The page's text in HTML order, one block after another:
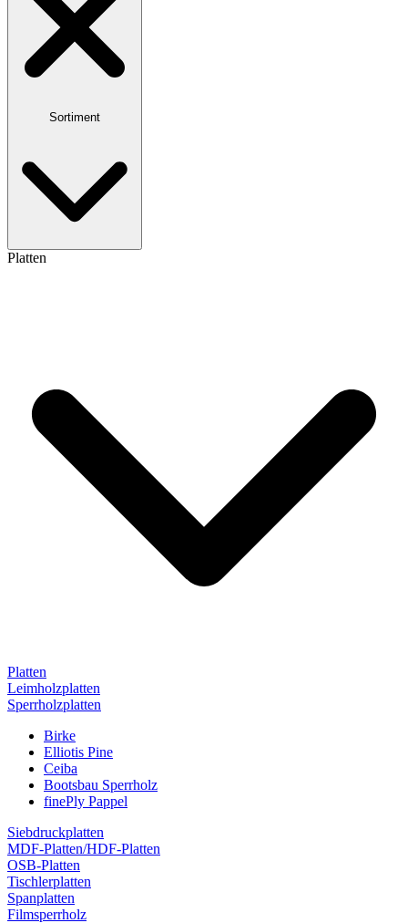
Sortiment
Platten
Platten
Leimholzplatten
Sperrholzplatten
Birke
Elliotis Pine
Ceiba
Bootsbau Sperrholz
finePly Pappel
Siebdruckplatten
MDF-Platten/HDF-Platten
OSB-Platten
Tischlerplatten
Spanplatten
Filmsperrholz